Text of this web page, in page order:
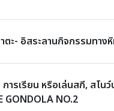
ะ- อิสระลานกิจกรรมทาง
ารเรียน หรือเล่นสกี, สโ
GONDOLA NO.2